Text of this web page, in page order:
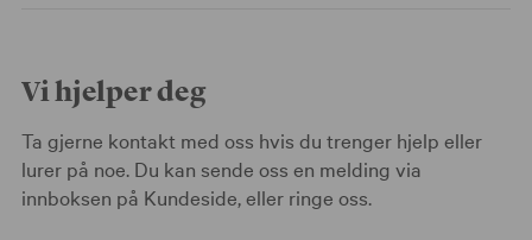
Vi hjelper deg
Ta gjerne kontakt med oss hvis du trenger hjelp eller
lurer på noe. Du kan sende oss en melding via
innboksen på Kundeside, eller ringe oss.